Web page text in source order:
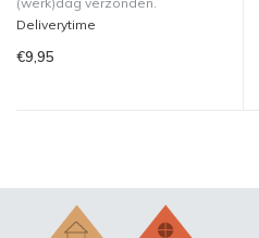
Deliverytime
€9,95